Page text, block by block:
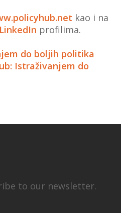
kao i na
LinkedIn profilima.
do boljih politika
Istraživanjem do
to our newsletter.